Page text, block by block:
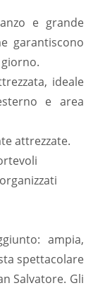
e grande
garantiscono
ideale
e area
attrezzate.
ampia,
spettacolare
Salvatore. Gli